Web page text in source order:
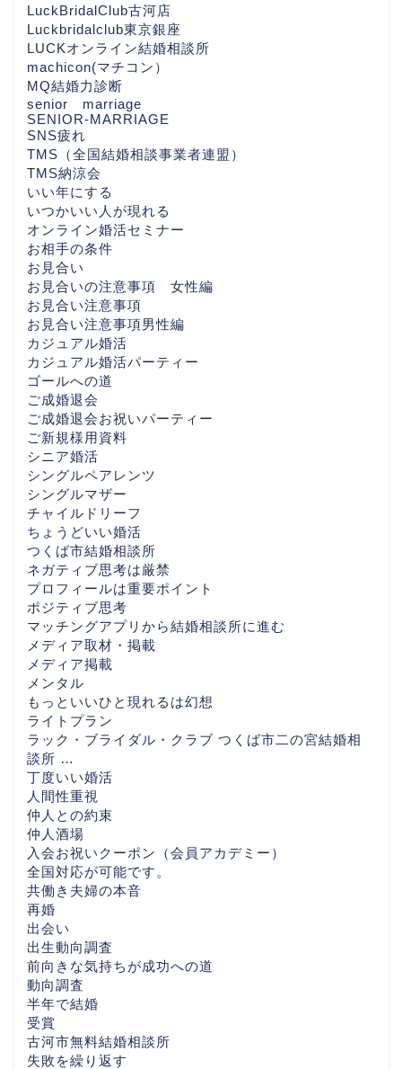
LuckBridalClub古河店
Luckbridalclub東京銀座
LUCKオンライン結婚相談所
machicon(マチコン）
MQ結婚力診断
senior marriage
SENIOR-MARRIAGE
SNS疲れ
TMS（全国結婚相談事業者連盟）
TMS納涼会
いい年にする
いつかいい人が現れる
オンライン婚活セミナー
お相手の条件
お見合い
お見合いの注意事項 女性編
お見合い注意事項
お見合い注意事項男性編
カジュアル婚活
カジュアル婚活パーティー
ゴールへの道
ご成婚退会
ご成婚退会お祝いパーティー
ご新規様用資料
シニア婚活
シングルペアレンツ
シングルマザー
チャイルドリーフ
ちょうどいい婚活
つくば市結婚相談所
ネガティブ思考は厳禁
プロフィールは重要ポイント
ポジティブ思考
マッチングアプリから結婚相談所に進む
メディア取材・掲載
メディア掲載
メンタル
もっといいひと現れるは幻想
ライトプラン
ラック・ブライダル・クラブ つくば市二の宮結婚相
談所 …
丁度いい婚活
人間性重視
仲人との約束
仲人酒場
入会お祝いクーポン（会員アカデミー）
全国対応が可能です。
共働き夫婦の本音
再婚
出会い
出生動向調査
前向きな気持ちが成功への道
動向調査
半年で結婚
受賞
古河市無料結婚相談所
失敗を繰り返す
んでほしい話 （30代後